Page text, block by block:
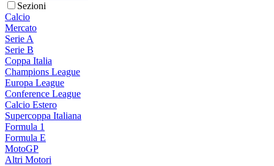
Sezioni
Calcio
Mercato
Serie A
Serie B
Coppa Italia
Champions League
Europa League
Conference League
Calcio Estero
Supercoppa Italiana
Formula 1
Formula E
MotoGP
Altri Motori